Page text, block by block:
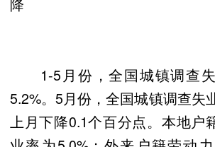
降
1-5月份，全国城镇调查失
5.2%。5月份，全国城镇调查失
上月下降0.1个百分点。本地户